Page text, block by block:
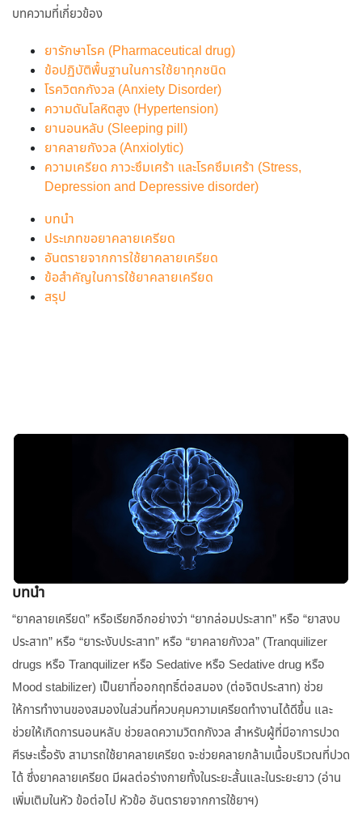
บทความที่เกี่ยวข้อง
ยารักษาโรค (Pharmaceutical drug)
ข้อปฏิบัติพื้นฐานในการใช้ยาทุกชนิด
โรควิตกกังวล (Anxiety Disorder)
ความดันโลหิตสูง (Hypertension)
ยานอนหลับ (Sleeping pill)
ยาคลายกังวล (Anxiolytic)
ความเครียด ภาวะซึมเศร้า และโรคซึมเศร้า (Stress,
Depression and Depressive disorder)
บทนำ
ประเภทขอยาคลายเครียด
อันตรายจากการใช้ยาคลายเครียด
ข้อสำคัญในการใช้ยาคลายเครียด
สรุป
บทนำ
“ยาคลายเครียด” หรือเรียกอีกอย่างว่า “ยากล่อมประสาท” หรือ “ยาสงบ
ประสาท” หรือ “ยาระงับประสาท” หรือ “ยาคลายกังวล” (Tranquilizer
drugs หรือ Tranquilizer หรือ Sedative หรือ Sedative drug หรือ
Mood stabilizer) เป็นยาที่ออกฤทธิ์ต่อสมอง (ต่อจิตประสาท) ช่วย
ให้การทำงานของสมองในส่วนที่ควบคุมความเครียดทำงานได้ดีขึ้น และ
ช่วยให้เกิดการนอนหลับ ช่วยลดความวิตกกังวล สำหรับผู้ที่มีอาการปวด
ศีรษะเรื้อรัง สามารถใช้ยาคลายเครียด จะช่วยคลายกล้ามเนื้อบริเวณที่ปวด
ได้ ซึ่งยาคลายเครียด มีผลต่อร่างกายทั้งในระยะสั้นและในระยะยาว (อ่าน
เพิ่มเติมในหัว ข้อต่อไป หัวข้อ อันตรายจากการใช้ยาฯ)